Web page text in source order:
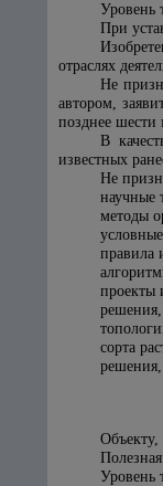
Уровень
При
отраслях
Не
автором,
позднее шести
В
известных
Не
научные
методы
правила
проекты
решения,
сорта
Объекту,
Уровень